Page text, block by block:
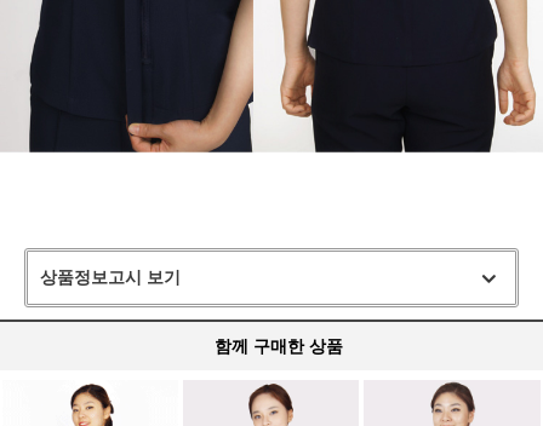
상품정보고시 보기
함께 구매한 상품